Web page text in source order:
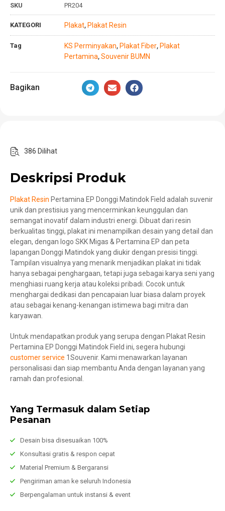
SKU PR204
KATEGORI Plakat, Plakat Resin
Tag KS Perminyakan, Plakat Fiber, Plakat
Pertamina, Souvenir BUMN
Bagikan
386 Dilihat
Deskripsi Produk
Plakat Resin Pertamina EP Donggi Matindok Field adalah suvenir
unik dan prestisius yang mencerminkan keunggulan dan
semangat inovatif dalam industri energi. Dibuat dari resin
berkualitas tinggi, plakat ini menampilkan desain yang detail dan
elegan, dengan logo SKK Migas & Pertamina EP dan peta
lapangan Donggi Matindok yang diukir dengan presisi tinggi.
Tampilan visualnya yang menarik menjadikan plakat ini tidak
hanya sebagai penghargaan, tetapi juga sebagai karya seni yang
menghiasi ruang kerja atau koleksi pribadi. Cocok untuk
menghargai dedikasi dan pencapaian luar biasa dalam proyek
atau sebagai kenang-kenangan istimewa bagi mitra dan
karyawan.
Untuk mendapatkan produk yang serupa dengan Plakat Resin
Pertamina EP Donggi Matindok Field ini, segera hubungi
customer service 1Souvenir. Kami menawarkan layanan
personalisasi dan siap membantu Anda dengan layanan yang
ramah dan profesional.
Yang Termasuk dalam Setiap
Pesanan
Desain bisa disesuaikan 100%
Konsultasi gratis & respon cepat
Material Premium & Bergaransi
Pengiriman aman ke seluruh Indonesia
Berpengalaman untuk instansi & event